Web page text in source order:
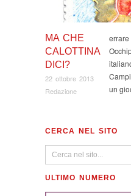
MA CHE
CALOTTINA
DICI?
22 ottobre 2013
Redazione
errare
un
CERCA NEL SITO
ULTIMO NUMERO